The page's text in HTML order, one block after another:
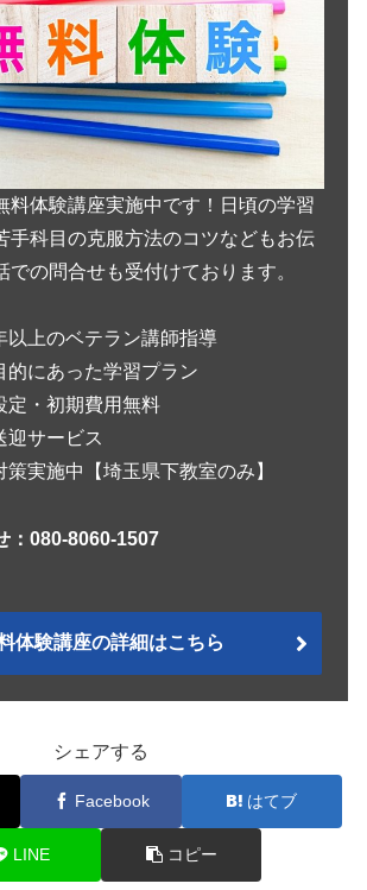
料体験講座実施中です！日頃の学習
手科目の克服方法のコツなどもお伝
での問合せも受付けております。
以上のベテラン講師指導
的にあった学習プラン
定・初期費用無料
迎サービス
実施中【埼玉県下教室のみ】
：080-8060-1507
体験講座の詳細はこちら
シェアする
Facebook はてブ
LINE コピー